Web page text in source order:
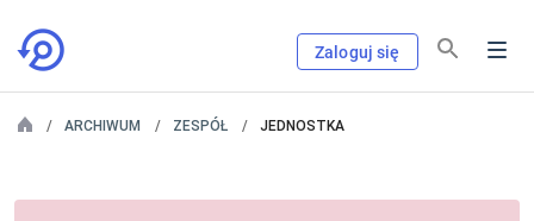
Zaloguj się
ARCHIWUM ZESPÓŁ JEDNOSTKA